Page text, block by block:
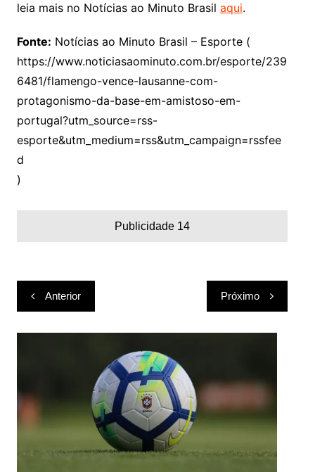
leia mais no Notícias ao Minuto Brasil aqui.
Fonte: Notícias ao Minuto Brasil – Esporte (
https://www.noticiasaominuto.com.br/esporte/239
6481/flamengo-vence-lausanne-com-
protagonismo-da-base-em-amistoso-em-
portugal?utm_source=rss-
esporte&utm_medium=rss&utm_campaign=rssfee
d
)
Publicidade 14
Navegação
de
Post
Anterior Próximo